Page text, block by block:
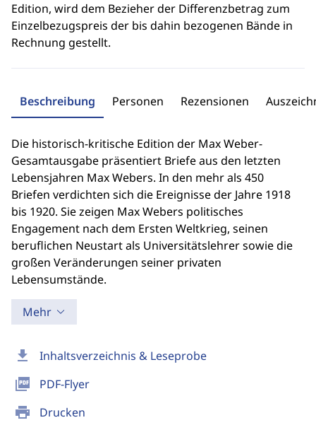
download Inhaltsverzeichnis & Leseprobe
picture_as_pdf PDF-Flyer
print Drucken
Edition, wird dem Bezieher der Differenzbetrag zum
Einzelbezugspreis der bis dahin bezogenen Bände in
Rechnung gestellt.
Beschreibung Personen Rezensionen
Die historisch-kritische Edition der Max Weber-
Gesamtausgabe präsentiert Briefe aus den letzten
Lebensjahren Max Webers. In den mehr als 450
Briefen verdichten sich die Ereignisse der Jahre 1918
bis 1920. Sie zeigen Max Webers politisches
Engagement nach dem Ersten Weltkrieg, seinen
beruflichen Neustart als Universitätslehrer sowie die
großen Veränderungen seiner privaten
Lebensumstände.
Mehr